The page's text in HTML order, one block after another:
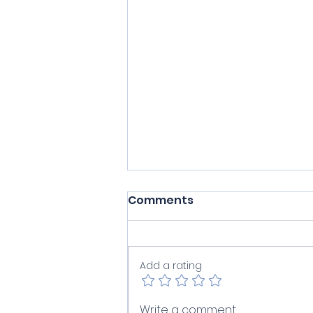
Comments
Add a rating